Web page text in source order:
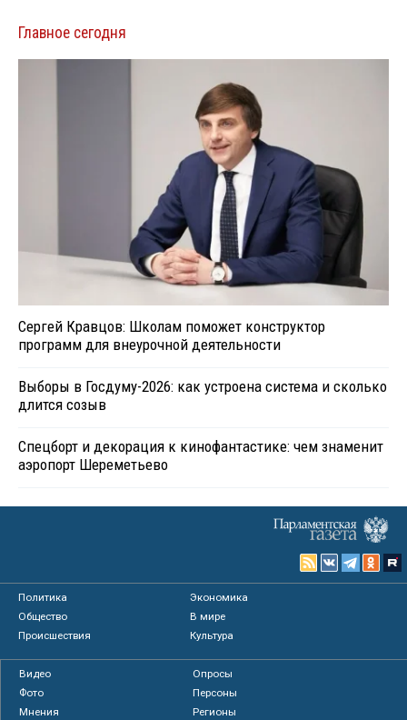
Главное сегодня
Сергей Кравцов: Школам поможет конструктор
программ для внеурочной деятельности
Выборы в Госдуму-2026: как устроена система и сколько
длится созыв
Спецборт и декорация к кинофантастике: чем знаменит
аэропорт Шереметьево
Политика
Экономика
Общество
В мире
Происшествия
Культура
Видео
Опросы
Фото
Персоны
Мнения
Регионы